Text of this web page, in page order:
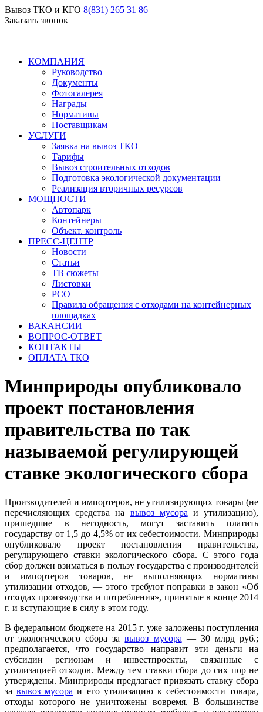
Вывоз ТКО и КГО 8(831) 265 31 86
Заказать звонок
КОМПАНИЯ
Руководство
Документы
Фотогалерея
Награды
Нормативы
Поставщикам
УСЛУГИ
Заявка на вывоз ТКО
Тарифы
Вывоз строительных отходов
Подготовка экологической документации
Реализация вторичных ресурсов
МОЩНОСТИ
Автопарк
Контейнеры
Объект. контроль
ПРЕСС-ЦЕНТР
Новости
Статьи
ТВ сюжеты
Листовки
РСО
Правила обращения с отходами на контейнерных
площадках
ВАКАНСИИ
ВОПРОС-ОТВЕТ
КОНТАКТЫ
ОПЛАТА ТКО
Минприроды опубликовало
проект постановления
правительства по так
называемой регулирующей
ставке экологического сбора
Производителей и импортеров, не утилизирующих товары (не
перечисляющих средства на вывоз мусора и утилизацию),
пришедшие в негодность, могут заставить платить
государству от 1,5 до 4,5% от их себестоимости. Минприроды
опубликовало проект постановления правительства,
регулирующего ставки экологического сбора. С этого года
сбор должен взиматься в пользу государства с производителей
и импортеров товаров, не выполняющих нормативы
утилизации отходов, — этого требуют поправки в закон «Об
отходах производства и потребления», принятые в конце 2014
г. и вступающие в силу в этом году.
В федеральном бюджете на 2015 г. уже заложены поступления
от экологического сбора завывоз мусора — 30 млрд руб.;
предполагается, что государство направит эти деньги на
субсидии регионам и инвестпроекты, связанные с
утилизацией отходов. Между тем ставки сбора до сих пор не
утверждены. Минприроды предлагает привязать ставку сбора
завывоз мусора и его утилизацию к себестоимости товара,
отходы которого не уничтожены вовремя. В большинстве